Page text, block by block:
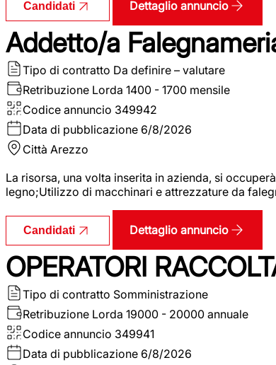
Candidati Dettaglio annuncio
Addetto/a
Tipo di contratto Da definire – valutare
Retribuzione Lorda 1400 - 1700 mensile
Codice annuncio 349942
Data di pubblicazione 6/8/2026
Città Arezzo
La risorsa, una volta inserita in azienda, si
legno;Utilizzo di macchinari e attrezzature da
Candidati Dettaglio annuncio
OPERATORI
Tipo di contratto Somministrazione
Retribuzione Lorda 19000 - 20000 annuale
Codice annuncio 349941
Data di pubblicazione 6/8/2026